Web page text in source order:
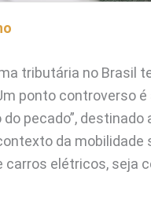
tributária no Brasil
ponto controverso
pecado”,
da
elétricos, seja